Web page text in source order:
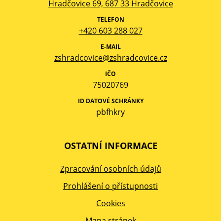
Hradčovice 69, 687 33 Hradčovice
TELEFON
+420 603 288 027
E-MAIL
zshradcovice@zshradcovice.cz
IČO
75020769
ID DATOVÉ SCHRÁNKY
pbfhkry
OSTATNÍ INFORMACE
Zpracování osobních údajů
Prohlášení o přístupnosti
Cookies